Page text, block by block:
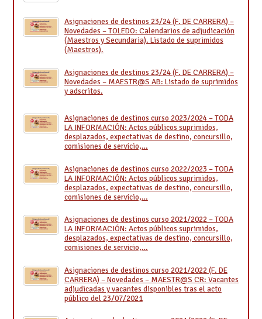
Asignaciones de destinos 23/24 (F. DE CARRERA) –
Novedades – TOLEDO: Calendarios de adjudicación
(Maestros y Secundaria). Listado de suprimidos
(Maestros).
Asignaciones de destinos 23/24 (F. DE CARRERA) –
Novedades – MAESTR@S AB: Listado de suprimidos
y adscritos.
Asignaciones de destinos curso 2023/2024 – TODA
LA INFORMACIÓN: Actos públicos suprimidos,
desplazados, expectativas de destino, concursillo,
comisiones de servicio,…
Asignaciones de destinos curso 2022/2023 – TODA
LA INFORMACIÓN: Actos públicos suprimidos,
desplazados, expectativas de destino, concursillo,
comisiones de servicio,…
Asignaciones de destinos curso 2021/2022 – TODA
LA INFORMACIÓN: Actos públicos suprimidos,
desplazados, expectativas de destino, concursillo,
comisiones de servicio,…
Asignaciones de destinos curso 2021/2022 (F. DE
CARRERA) – Novedades – MAESTR@S CR: Vacantes
adjudicadas y vacantes disponibles tras el acto
público del 23/07/2021